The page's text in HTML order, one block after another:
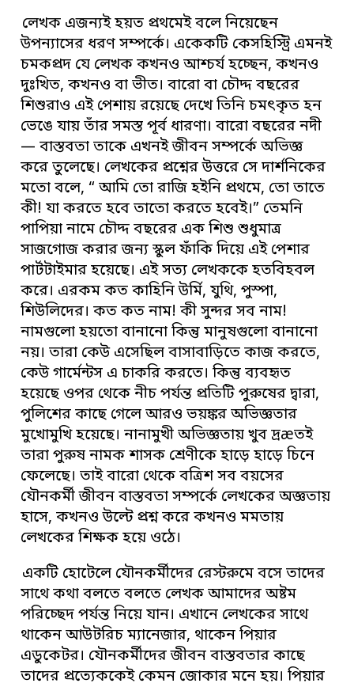
লেখক এজন্যই হয়ত প্রথমেই বলে নিয়েছেন
উপন্যাসের ধরণ সম্পর্কে। একেকটি কেসহিস্ট্রি এমনই
চমকপ্রদ যে লেখক কখনও আশ্চর্য হচ্ছেন, কখনও
দুঃখিত, কখনও বা ভীত। বারো বা চৌদ্দ বছরের
শিশুরাও এই পেশায় রয়েছে দেখে তিনি চমৎকৃত হন
ভেঙে যায় তাঁর সমস্ত পূর্ব ধারণা। বারো বছরের নদী
— বাস্তবতা তাকে এখনই জীবন সম্পর্কে অভিজ্ঞ
করে তুলেছে। লেখকের প্রশ্নের উত্তরে সে দার্শনিকের
মতো বলে, “ আমি তো রাজি হইনি প্রথমে, তো তাতে
কী! যা করতে হবে তাতো করতে হবেই।” তেমনি
পাপিয়া নামে চৌদ্দ বছরের এক শিশু শুধুমাত্র
সাজগোজ করার জন্য স্কুল ফাঁকি দিয়ে এই পেশার
পার্টটাইমার হয়েছে। এই সত্য লেখককে হতবিহবল
করে। এরকম কত কাহিনি উর্মি, যুথি, পুস্পা,
শিউলিদের। কত কত নাম! কী সুন্দর সব নাম!
নামগুলো হয়তো বানানো কিন্তু মানুষগুলো বানানো
নয়। তারা কেউ এসেছিল বাসাবাড়িতে কাজ করতে,
কেউ গার্মেন্টস এ চাকরি করতে। কিন্তু ব্যবহৃত
হয়েছে ওপর থেকে নীচ পর্যন্ত প্রতিটি পুরুষের দ্বারা,
পুলিশের কাছে গেলে আরও ভয়ঙ্কর অভিজ্ঞতার
মুখোমুখি হয়েছে। নানামুখী অভিজ্ঞতায় খুব দ্রæতই
তারা পুরুষ নামক শাসক শ্রেণীকে হাড়ে হাড়ে চিনে
ফেলেছে। তাই বারো থেকে বত্রিশ সব বয়সের
যৌনকর্মী জীবন বাস্তবতা সম্পর্কে লেখকের অজ্ঞতায়
হাসে, কখনও উল্টে প্রশ্ন করে কখনও মমতায়
লেখকের শিক্ষক হয়ে ওঠে।
একটি হোটেলে যৌনকর্মীদের রেস্টরুমে বসে তাদের
সাথে কথা বলতে বলতে লেখক আমাদের অষ্টম
পরিচ্ছেদ পর্যন্ত নিয়ে যান। এখানে লেখকের সাথে
থাকেন আউটরিচ ম্যানেজার, থাকেন পিয়ার
এডুকেটর। যৌনকর্মীদের জীবন বাস্তবতার কাছে
তাদের প্রত্যেককেই কেমন জোকার মনে হয়। পিয়ার